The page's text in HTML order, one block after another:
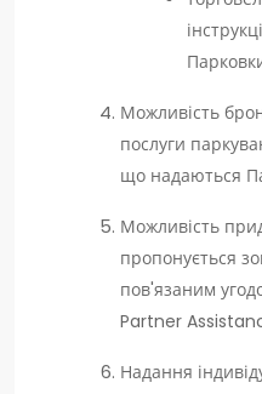
Можливість
послуги
що надаються
Можливість
пропонується
пов'язаним
Partner
Надання